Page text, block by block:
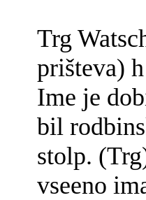
Trg
prišteva)
Ime je
bil
stolp.
vseeno